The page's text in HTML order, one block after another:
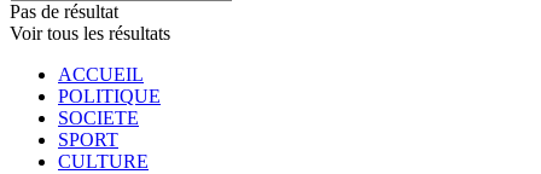
Pas de résultat
Voir tous les résultats
ACCUEIL
POLITIQUE
SOCIETE
SPORT
CULTURE